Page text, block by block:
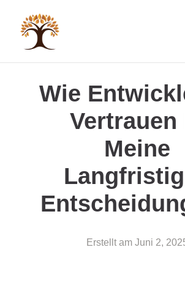
Wie
Vertrauen
Meine
Erstellt am Juni 2,